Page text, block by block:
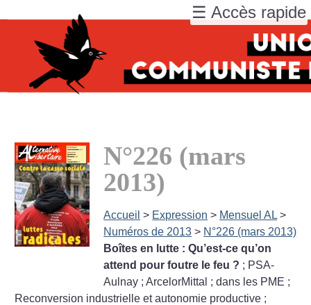
N°226 (mars
2013)
Accueil > Expression > Mensuel AL >
Numéros de 2013 > N°226 (mars 2013)
Boîtes en lutte : Qu’est-ce qu’on
attend pour foutre le feu ? ; PSA-
Aulnay ; ArcelorMittal ; dans les PME ;
Reconversion industrielle et autonomie productive ;
☰ Accès rapide